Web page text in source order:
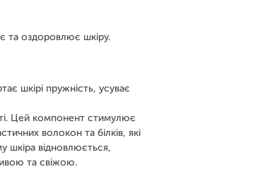
та оздоровлює шкіру.
шкірі пружність, усуває
Цей компонент стимулює
волокон та білків, які
шкіра відновлюється,
та свіжою.